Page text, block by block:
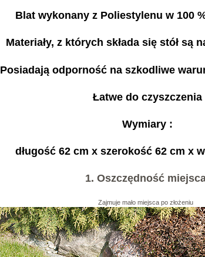
Blat wykonany z Poliestylenu w 100
Materiały, z których składa się stół są
Posiadają odporność na szkodliwe
Łatwe do czyszczenia
Wymiary :
długość 62 cm x szerokość 62 cm x
1. Oszczędność
Zajmuje mało miejsca po złożeniu